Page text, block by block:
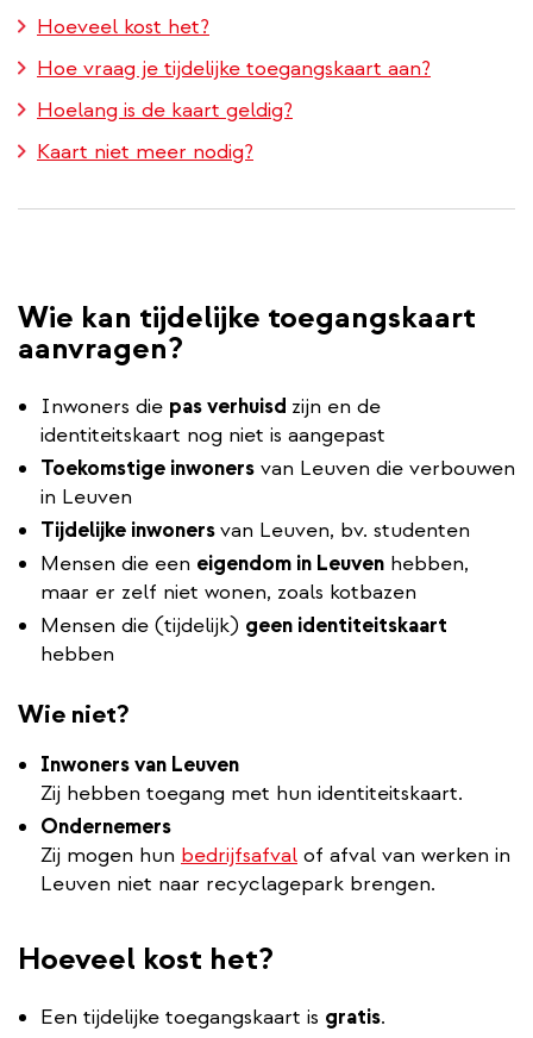
Hoeveel kost het?
Hoe vraag je tijdelijke toegangskaart aan?
Hoelang is de kaart geldig?
Kaart niet meer nodig?
Wie kan tijdelijke toegangskaart
aanvragen?
Inwoners die pas verhuisd zijn en de
identiteitskaart nog niet is aangepast
Toekomstige inwoners van Leuven die verbouwen
in Leuven
Tijdelijke inwonersvan Leuven, bv. studenten
Mensen die een eigendom in Leuven hebben,
maar er zelf niet wonen, zoals kotbazen
Mensen die (tijdelijk) geen identiteitskaart
hebben
Wie niet?
Inwoners van Leuven
Zij hebben toegang met hun identiteitskaart.
Ondernemers
Zij mogen hun bedrijfsafval of afval van werken in
Leuven niet naar recyclagepark brengen.
Hoeveel kost het?
Een tijdelijke toegangskaart is gratis.